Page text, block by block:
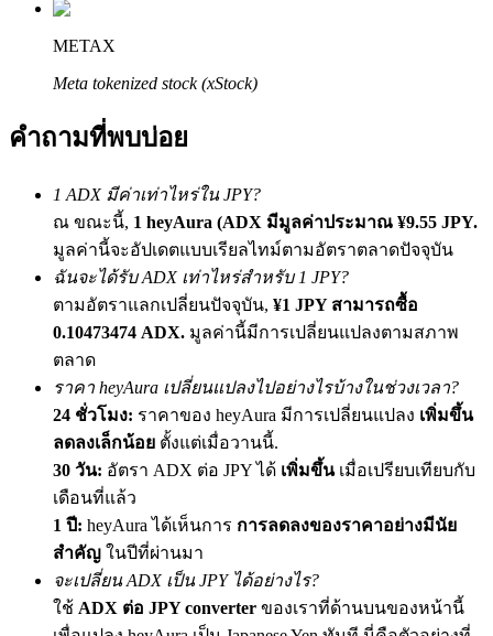
การแนะนำ
BTC Welcome Rewards
BTC Welcome Rewards
Deposit & Trade BTC to Share 25000 USDT prize pool!
Deposit CASHCAT & Win
METAX
Meta tokenized stock (xStock)
คำถามที่พบบ่อย
1 ADX มีค่าเท่าไหร่ใน JPY?
ณ ขณะนี้, 1 heyAura (ADX มีมูลค่าประมาณ ¥9.55 JPY.
มูลค่านี้จะอัปเดตแบบเรียลไทม์ตามอัตราตลาดปัจจุบัน
ฉันจะได้รับ ADX เท่าไหร่สำหรับ 1 JPY?
ตามอัตราแลกเปลี่ยนปัจจุบัน, ¥1 JPY สามารถซื้อ
0.10473474 ADX. มูลค่านี้มีการเปลี่ยนแปลงตามสภาพ
ตลาด
ราคา heyAura เปลี่ยนแปลงไปอย่างไรบ้างในช่วงเวลา?
24 ชั่วโมง: ราคาของ heyAura มีการเปลี่ยนแปลง เพิ่มขึ้น
ลดลงเล็กน้อย ตั้งแต่เมื่อวานนี้.
30 วัน: อัตรา ADX ต่อ JPY ได้ เพิ่มขึ้นเมื่อเปรียบเทียบกับ
เดือนที่แล้ว
1 ปี: heyAura ได้เห็นการ การลดลงของราคาอย่างมีนัย
สำคัญ ในปีที่ผ่านมา
จะเปลี่ยน ADX เป็น JPY ได้อย่างไร?
ใช้ ADX ต่อ JPY converter ของเราที่ด้านบนของหน้านี้